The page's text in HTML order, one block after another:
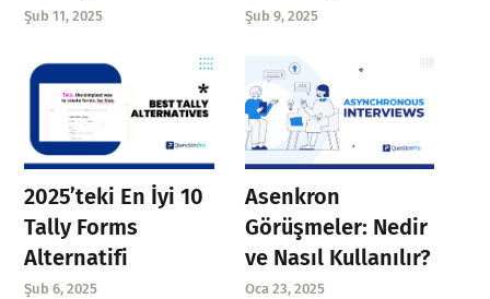
Şub 11, 2025 Şub 9, 2025
2025’teki En İyi 10
Tally Forms
Alternatifi
Şub 6, 2025
Asenkron
Görüşmeler: Nedir
ve Nasıl Kullanılır?
Oca 23, 2025